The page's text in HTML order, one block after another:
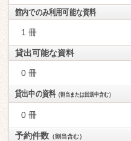
館内でのみ利用可能な資料
1 冊
貸出可能な資料
0 冊
貸出中の資料（割当または回送中含む）
0 冊
予約件数 （割当含む）